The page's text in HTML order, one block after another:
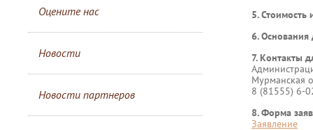
Оцените нас
Новости
Новости партнеров
5. Стоимость
6. Основания
7. Контакты
Мурманская
8 (81555) 6-
8. Форма
Заявление